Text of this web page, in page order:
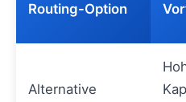
Routing-Option
Alternative